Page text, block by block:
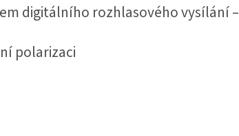
digitálního rozhlasového vysílání –
polarizaci